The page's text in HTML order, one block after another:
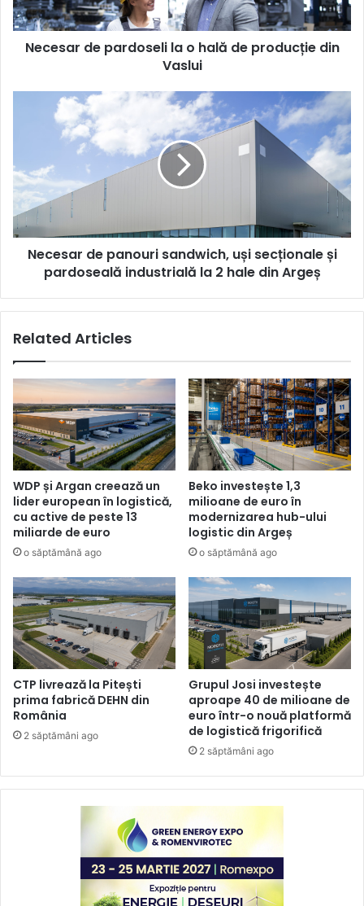
producție
din
Vaslui
Necesar de pardoseli la o hală de producție din
Vaslui
uși
secționale
și
pardoseală
industrială
Necesar de panouri sandwich, uși secționale și
pardoseală industrială la 2 hale din Argeș
Related Articles
WDP și Argan creează un
lider european în logistică,
cu active de peste 13
miliarde de euro
o săptămână ago
Beko investește 1,3
milioane de euro în
modernizarea hub-ului
logistic din Argeș
o săptămână ago
CTP livrează la Pitești
prima fabrică DEHN din
România
2 săptămâni ago
Grupul Josi investește
aproape 40 de milioane de
euro într-o nouă platformă
de logistică frigorifică
2 săptămâni ago